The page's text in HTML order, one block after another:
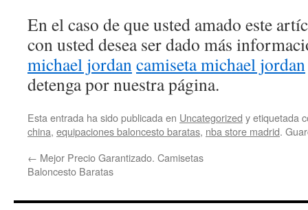
En el caso de que usted amado este
con usted desea ser dado más
michael jordancamiseta michael jordan
detenga por nuestra página.
Esta entrada ha sido publicada en Uncategorized y etiquetada
china, equipaciones baloncesto baratas, nba store madrid.
← Mejor Precio Garantizado. Camisetas
Baloncesto Baratas